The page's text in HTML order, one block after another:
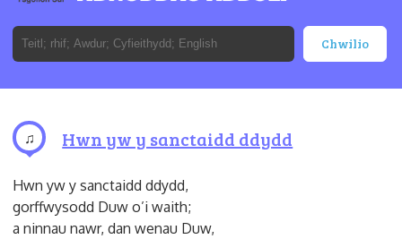
Hwn yw y sanctaidd ddydd
Hwn yw y sanctaidd ddydd,
gorffwysodd Duw o’i waith;
a ninnau nawr, dan wenau Duw,